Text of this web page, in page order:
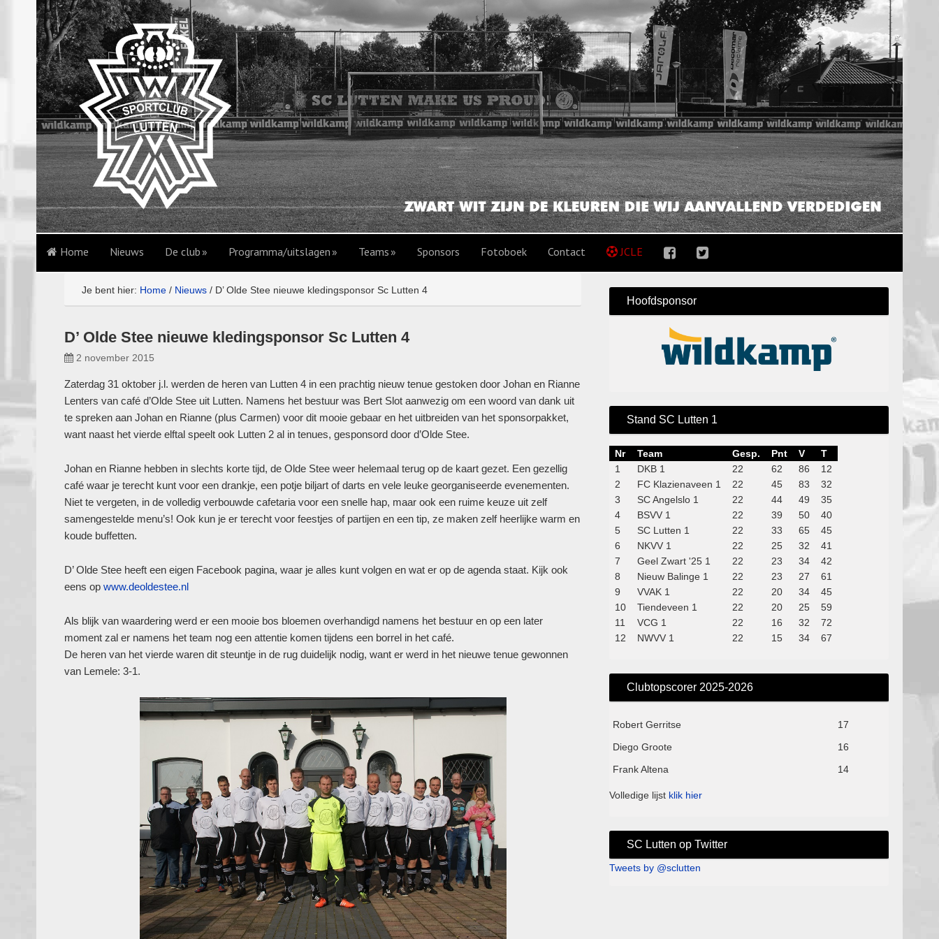
Home Nieuws De club Programma/uitslagen Teams Sponsors Fotoboek Contact JCLE
Je bent hier: Home / Nieuws / D’ Olde Stee nieuwe kledingsponsor Sc Lutten 4
D’ Olde Stee nieuwe kledingsponsor Sc Lutten 4
2 november 2015
Zaterdag 31 oktober j.l. werden de heren van Lutten 4 in een prachtig nieuw tenue gestoken door Johan en Rianne
Lenters van café d’Olde Stee uit Lutten. Namens het bestuur was Bert Slot aanwezig om een woord van dank uit
te spreken aan Johan en Rianne (plus Carmen) voor dit mooie gebaar en het uitbreiden van het sponsorpakket,
want naast het vierde elftal speelt ook Lutten 2 al in tenues, gesponsord door d’Olde Stee.
Johan en Rianne hebben in slechts korte tijd, de Olde Stee weer helemaal terug op de kaart gezet. Een gezellig
café waar je terecht kunt voor een drankje, een potje biljart of darts en vele leuke georganiseerde evenementen.
Niet te vergeten, in de volledig verbouwde cafetaria voor een snelle hap, maar ook een ruime keuze uit zelf
samengestelde menu’s! Ook kun je er terecht voor feestjes of partijen en een tip, ze maken zelf heerlijke warm en
koude buffetten.
D’ Olde Stee heeft een eigen Facebook pagina, waar je alles kunt volgen en wat er op de agenda staat. Kijk ook
eens op www.deoldestee.nl
Als blijk van waardering werd er een mooie bos bloemen overhandigd namens het bestuur en op een later
moment zal er namens het team nog een attentie komen tijdens een borrel in het café.
De heren van het vierde waren dit steuntje in de rug duidelijk nodig, want er werd in het nieuwe tenue gewonnen
van Lemele: 3-1.
Hoofdsponsor
Stand SC Lutten 1
Nr Team Gesp. Pnt V
T
1
DKB 1 22 62 86
12
2
FC Klazienaveen 1 22 45 83
32
3
SC Angelslo 1 22 44 49
35
4
BSVV 1 22 39 50
40
5
SC Lutten 1 22 33 65
45
6
NKVV 1 22 25 32
41
7
Geel Zwart '25 1 22 23 34
42
8
Nieuw Balinge 1 22 23 27
61
9
VVAK 1 22 20 34
45
10
Tiendeveen 1 22 20 25
59
11
VCG 1 22 16 32
72
12
NWVV 1 22 15 34 67
Clubtopscorer 2025-2026
Robert Gerritse
17
Diego Groote
16
Frank Altena
14
Volledige lijst klik hier
SC Lutten op Twitter
Tweets by @sclutten